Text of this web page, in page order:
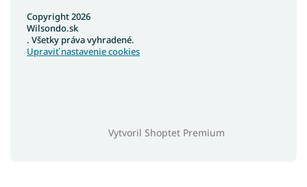
Vytvoril Shoptet Premium
Copyright 2026
Wilsondo.sk
. Všetky práva vyhradené.
Upraviť nastavenie cookies